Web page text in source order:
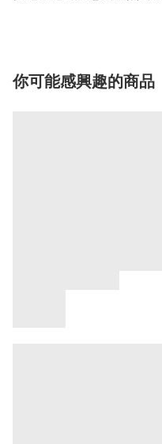
你可能感興趣的商品